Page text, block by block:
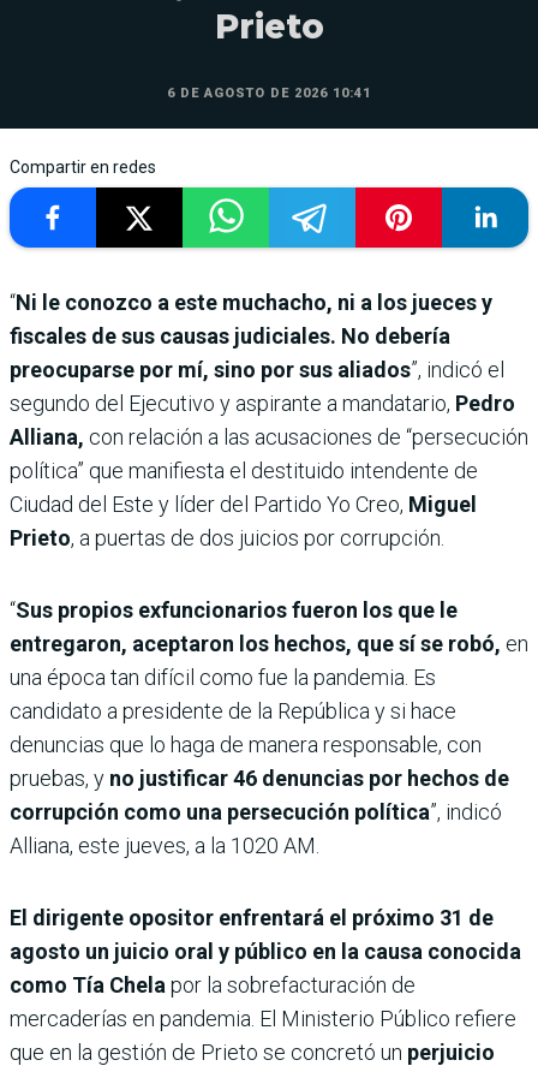
Prieto
6 DE AGOSTO DE 2026 10:41
Compartir en redes
“Ni le conozco a este muchacho, ni a los jueces y
fiscales de sus causas judiciales. No debería
preocuparse por mí, sino por sus aliados”, indicó el
segundo del Ejecutivo y aspirante a mandatario, Pedro
Alliana, con relación a las acusaciones de “persecución
política” que manifiesta el destituido intendente de
Ciudad del Este y líder del Partido Yo Creo, Miguel
Prieto, a puertas de dos juicios por corrupción.
“Sus propios exfuncionarios fueron los que le
entregaron, aceptaron los hechos, que sí se robó, en
una época tan difícil como fue la pandemia. Es
candidato a presidente de la República y si hace
denuncias que lo haga de manera responsable, con
pruebas, y no justificar 46 denuncias por hechos de
corrupción como una persecución política”, indicó
Alliana, este jueves, a la 1020 AM.
El dirigente opositor enfrentará el próximo 31 de
agosto un juicio oral y público en la causa conocida
como Tía Chela por la sobrefacturación de
mercaderías en pandemia. El Ministerio Público refiere
que en la gestión de Prieto se concretó un perjuicio